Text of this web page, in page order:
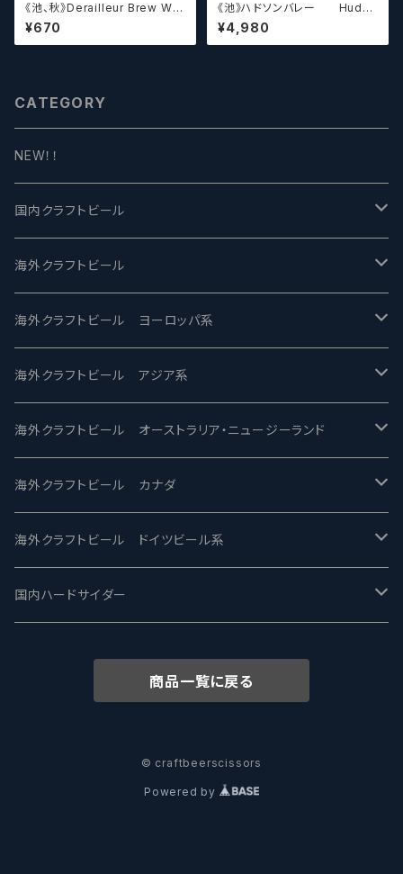
《池、秋》Derailleur Brew Wor
ks ANONYMOUS BREWH
OLIC FOUNDATION ディ
レイラブリューワークス
¥670
《池》ハドソンバレー Hudso
n Valley Blossom
¥4,980
CATEGORY
NEW！！
国内クラフトビール
UCHU BREWING -うちゅうブルーイング
バテレ -VERTERE
2nd Story Ale Works -セカンドストーリー
ビアへるん - Beer Hearn
忽布古丹醸造 - HOP KOTAN
ワイマーケットブルーイング Y.Market Brewing
志賀高原ビール - SIGAKOGEN
箕面ビール - MINOH BEER
サンクトガーレン - Sankt Gallen
海外クラフトビール
Modern Times モダンタイムズ
Maui マウイ
Toppling Goliath トップリンゴライアス
Fair State フェアステイト
Lagunitas ラグニタス
FirestoneWalker ファイアストーン
Mikkeller ミッケラー
Hop Nation ホップネーション
海外クラフトビール ヨーロッパ系
UnBarred -アンバード
SAIREN /サイレン
ワイルドチャイルド - Wilde Child
BrewDog Brewery - ブリュードッグ
The Flying Inn / ザ フライイング イン
Lambiek Fabriek - ファブリーク
海外クラフトビール アジア系
gweilo-鬼佬 グウァイロ
Heart Of Darkness - ハートオブダークネス
Carbon brews -カーボン
TAIHU - タイフー
Behemoth - ベヒーモス
海外クラフトビール オーストラリア・ニュージーランド
ROCKY RIDGE - ロッキーリッジ
BODRIGGY BREWING ボッドリッジー
CO-CONSPIRATORS コ・コンスピレーターズ
Deep Creek Brewing Co.
8 Wired エイトワイアード
海外クラフトビール カナダ
Jackie O's ジャッキーオーズ
Westbrook ウェストブルック
Strathcona ストラスコナ
ODIN BREWING オディン
海外クラフトビール ドイツビール系
Karmeliten カーメリテン
Früh フリュー
国内ハードサイダー
商品一覧に戻る
© craftbeerscissors
Powered by